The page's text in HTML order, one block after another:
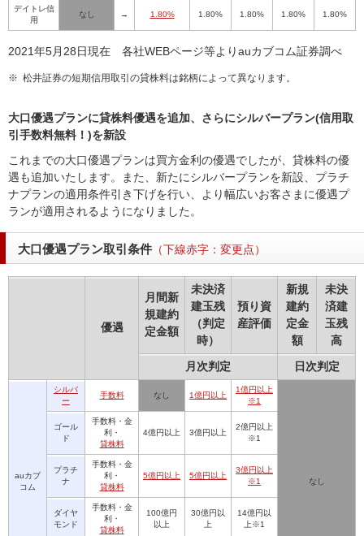
デイトレ信
用
なし → 1.80% 1.80% 1.80% 1.80% 1.80%
2021年5月28日現在 各社WEBページ等よりauカブコム証券調べ
※ 松井証券の短期信用取引の貸株料は銘柄によって異なります。
大口優遇プランに貸株料優遇を追加、さらにシルバープラン(信用取
引手数料無料！)を新設
これまでの大口優遇プランは買方金利の優遇でしたが、貸株料の優
遇も追加いたします。また、新たにシルバープランを新設、プラチ
ナプランの適用条件引き下げを行い、より幅広いお客さまに優遇プ
ランが適用されるようになりました。
大口優遇プラン取引条件（下線赤字：変更点）
優遇
月間新
規建約
定金額
未決済
建玉残
（判定
時）
預り資
産評価
新規
建約
定金
額
未決
済建
玉残
高
月次判定
日次判定
auカブ
コム
シルバ
ー
手数料 なし 1億円以上
1億円以上
※1
なし
ゴール
ド
手数料・金
利・
貸株料
4億円以上 3億円以上
2億円以上
※1
プラチ
ナ
手数料・金
利・
貸株料
5億円以上 5億円以上
3億円以上
※1
ダイヤ
モンド
手数料・金
利・
貸株料
100億円
以上
30億円以
上
14億円以
上※1